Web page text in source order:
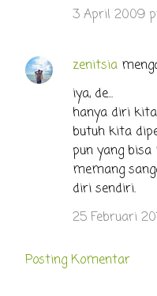
3 April 2009
zenitsia
iya, de...
hanya diri
butuh kita
pun yang
memang
diri sendiri.
25 Februari
Posting Komentar